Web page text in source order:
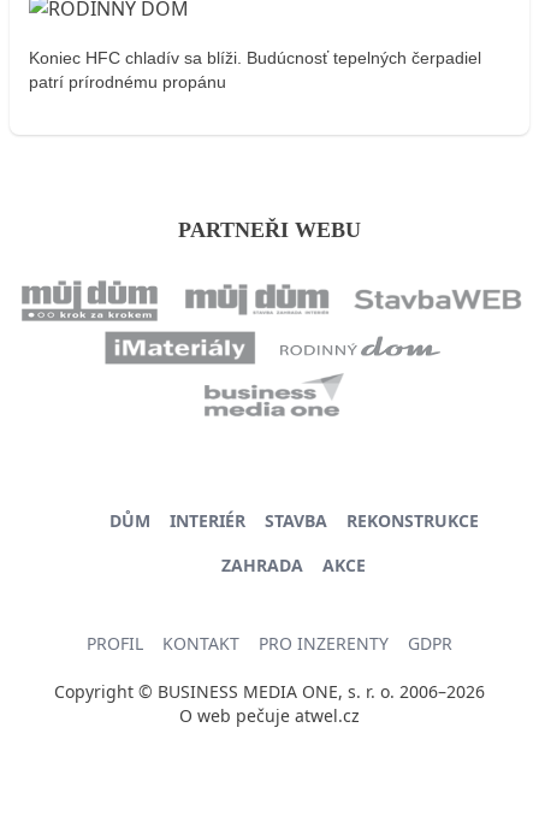
Koniec HFC chladív sa blíži. Budúcnosť tepelných čerpadiel
patrí prírodnému propánu
PARTNEŘI WEBU
DŮM INTERIÉR STAVBA
REKONSTRUKCE
ZAHRADA
AKCE
PROFIL KONTAKT PRO INZERENTY GDPR
Copyright © BUSINESS MEDIA ONE, s. r. o. 2006–2026